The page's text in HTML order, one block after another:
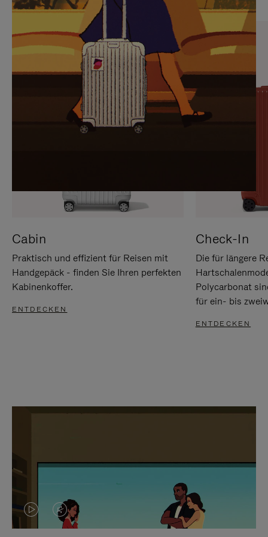
SIE,
UM
ANZUHALTEN
AUFHEBEN
DER
STUMMSCHALTUNG
Cabin
Praktisch und effizient für Reisen mit
Handgepäck - finden Sie Ihren perfekten
Kabinenkoffer.
ENTDECKEN
Check-In
Die für längere
Polycarbonat
für ein- bis
ENTDECKEN
DASVIDEO